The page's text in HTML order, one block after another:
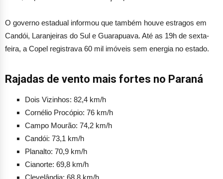
Candói, Laranjeiras do Sul e Guarapuava. Até as 19h de sexta-
feira, a Copel registrava 60 mil imóveis sem energia no estado.
Dois Vizinhos: 82,4 km/h
Cornélio Procópio: 76 km/h
Campo Mourão: 74,2 km/h
Candói: 73,1 km/h
Planalto: 70,9 km/h
Cianorte: 69,8 km/h
Clevelândia: 68,8 km/h